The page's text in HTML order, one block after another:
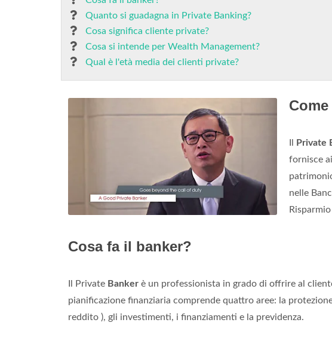
Quanto si guadagna in Private Banking?
Cosa significa cliente private?
Cosa si intende per Wealth Management?
Qual è l'età media dei clienti private?
Private
fornisce
nelle
Cosa fa il banker?
Il Private Banker è un professionista in grado di offrire al
pianificazione finanziaria comprende quattro aree: la
reddito ), gli investimenti, i finanziamenti e la previdenza.